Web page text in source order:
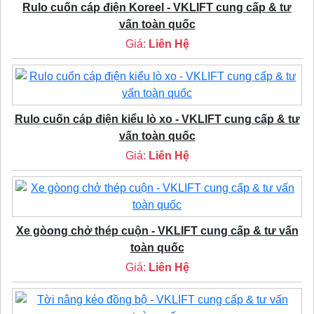
Rulo cuốn cáp điện Koreel - VKLIFT cung cấp & tư
vấn toàn quốc
Giá: Liên Hệ
Rulo cuốn cáp điện kiểu lò xo - VKLIFT cung cấp & tư
vấn toàn quốc
Giá: Liên Hệ
Xe gòong chở thép cuộn - VKLIFT cung cấp & tư vấn
toàn quốc
Giá: Liên Hệ